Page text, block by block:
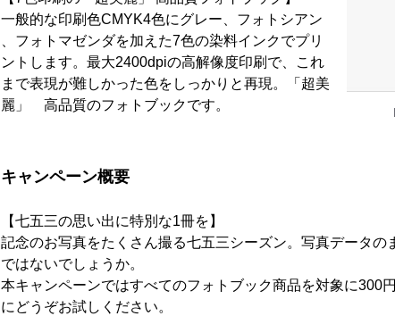
一般的な印刷色CMYK4色にグレー、フォトシアン
、フォトマゼンダを加えた7色の染料インクでプリ
ントします。最大2400dpiの高解像度印刷で、これ
まで表現が難しかった色をしっかりと再現。「超美
麗」 高品質のフォトブックです。
キャンペーン概要
【七五三の思い出に特別な1冊を】
記念のお写真をたくさん撮る七五三シーズン。写真データ
ではないでしょうか。
本キャンペーンではすべてのフォトブック商品を対象に300
にどうぞお試しください。